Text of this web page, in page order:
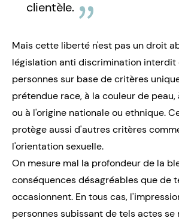
clientèle.
Mais cette liberté n'est pas un droit
législation anti discrimination interdit
personnes sur base de critères
prétendue race, à la couleur de
ou à l'origine nationale ou ethnique.
protège aussi d'autres critères
l'orientation sexuelle.
On mesure mal la profondeur de la
conséquences désagréables que de
occasionnent. En tous cas,
personnes subissant de tels actes se